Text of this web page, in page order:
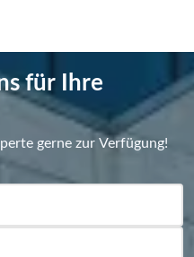
für Ihre
gerne zur Verfügung!